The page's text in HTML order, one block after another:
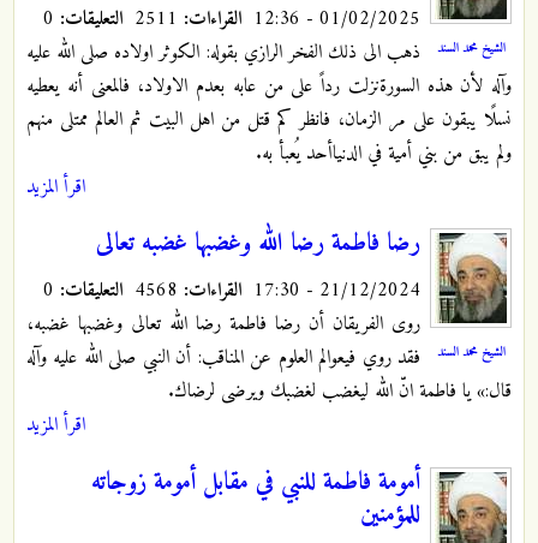
الشيخ محمد السند
01/02/2025 - 12:36 القراءات: التعليقات:
ذهب الى ذلك الفخر الرازي بقوله: الكوثر اولاده صلى الله عليه
وآله لأن هذه السورةنزلت رداً على من عابه بعدم الاولاد، فالمعنى أنه يعطيه
نسلًا يبقون على مر الزمان، فانظر كم قتل من اهل البيت ثم العالم ممتلى منهم
ولم يبق من بني أمية في الدنياأحد يُعبأ به.
اقرأ المزيد
الشيخ محمد السند
رضا فاطمة رضا الله وغضبها غضبه تعالى
21/12/2024 - 17:30 القراءات: التعليقات:
روى الفريقان أن رضا فاطمة رضا الله تعالى وغضبها غضبه،
فقد روي فيعوالم العلوم عن المناقب: أن النبي صلى الله عليه وآله
قال:» يا فاطمة انّ الله ليغضب لغضبك ويرضى لرضاك.
اقرأ المزيد
أمومة فاطمة للنبي في مقابل أمومة زوجاته
للمؤمنين